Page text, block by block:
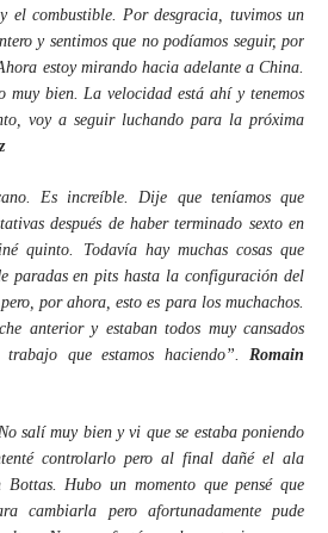
el combustible. Por desgracia, tuvimos un
y sentimos que no podíamos seguir, por
estoy mirando hacia adelante a China.
muy bien. La velocidad está ahí y tenemos
voy a seguir luchando para la próxima
Es increíble. Dije que teníamos que
después de haber terminado sexto en
quinto. Todavía hay muchas cosas que
paradas en pits hasta la configuración del
por ahora, esto es para los muchachos.
anterior y estaban todos muy cansados
que estamos haciendo”. Romain
salí muy bien y vi que se estaba poniendo
controlarlo pero al final dañé el ala
Hubo un momento que pensé que
cambiarla pero afortunadamente pude